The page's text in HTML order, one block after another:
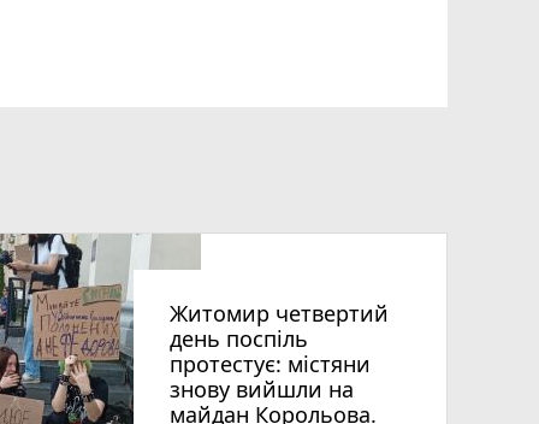
Житомир четвертий
день поспіль
протестує: містяни
знову вийшли на
майдан Корольова.